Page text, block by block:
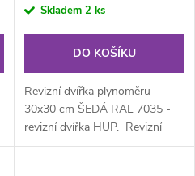
Skladem 2 ks
DO KOŠÍKU
Revizní dvířka plynoměru
30x30 cm ŠEDÁ RAL 7035 -
revizní dvířka HUP. Revizní
dvířka na plyn z...